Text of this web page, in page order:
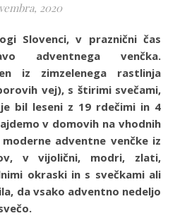
2020
adventnega venčka.
iz zimzelenega rastlinja
vej), s štirimi svečami,
bil leseni z 19 rdečimi in 4
v domovih na vhodnih
adventne venčke iz
v vijolični, modri, zlati,
okraski in s svečkami ali
da vsako adventno nedeljo